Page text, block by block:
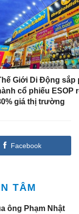
Giới Di Động sắp
cổ phiếu ESOP
giá thị trường
Facebook
TÂM
ông Phạm Nhật